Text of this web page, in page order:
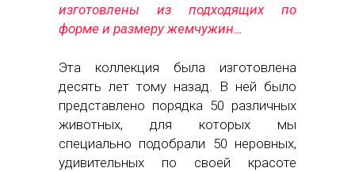
изготовлены из подходящих по
форме и размеру жемчужин…
Эта коллекция была изготовлена
десять лет тому назад. В ней было
представлено порядка 50 различных
животных, для которых мы
специально подобрали 50 неровных,
удивительных по своей красоте